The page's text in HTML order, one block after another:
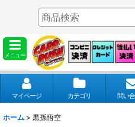
メニュー
マイページ カテゴリ 問い
ホーム > 黒孫悟空